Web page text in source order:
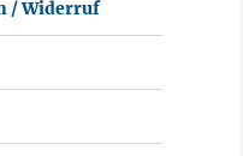
/ Widerruf